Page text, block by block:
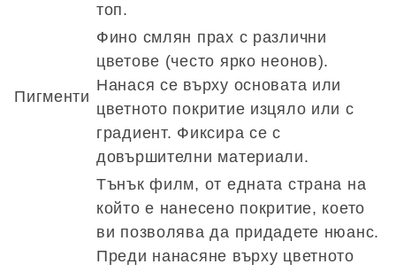
топ.
Пигменти
Фино смлян прах с различни
цветове (често ярко неонов).
Нанася се върху основата или
цветното покритие изцяло или с
градиент. Фиксира се с
довършителни материали.
Тънък филм, от едната страна на
който е нанесено покритие, което
ви позволява да придадете нюанс.
Преди нанасяне върху цветното